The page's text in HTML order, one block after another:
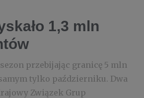
1,3 mln
przebijając granicę 5 mln
tylko październiku. Dwa
Związek Grup